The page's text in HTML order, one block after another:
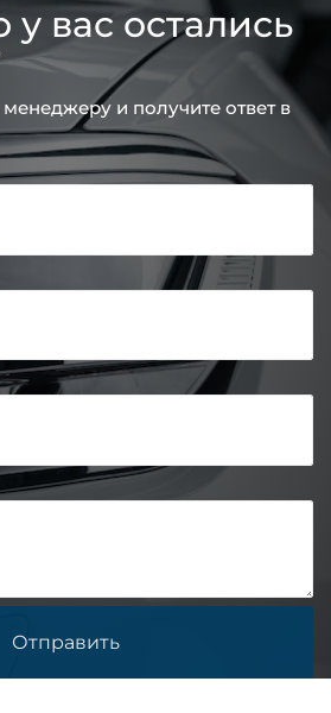
вас остались
и получите ответ в